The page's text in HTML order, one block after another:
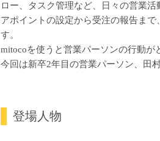
ロー、タスク管理など、日々の営業
アポイントの設定から受注の報告ま
す。
mitocoを使うと営業パーソンの行動が
今回は新卒2年目の営業パーソン、田
登場人物